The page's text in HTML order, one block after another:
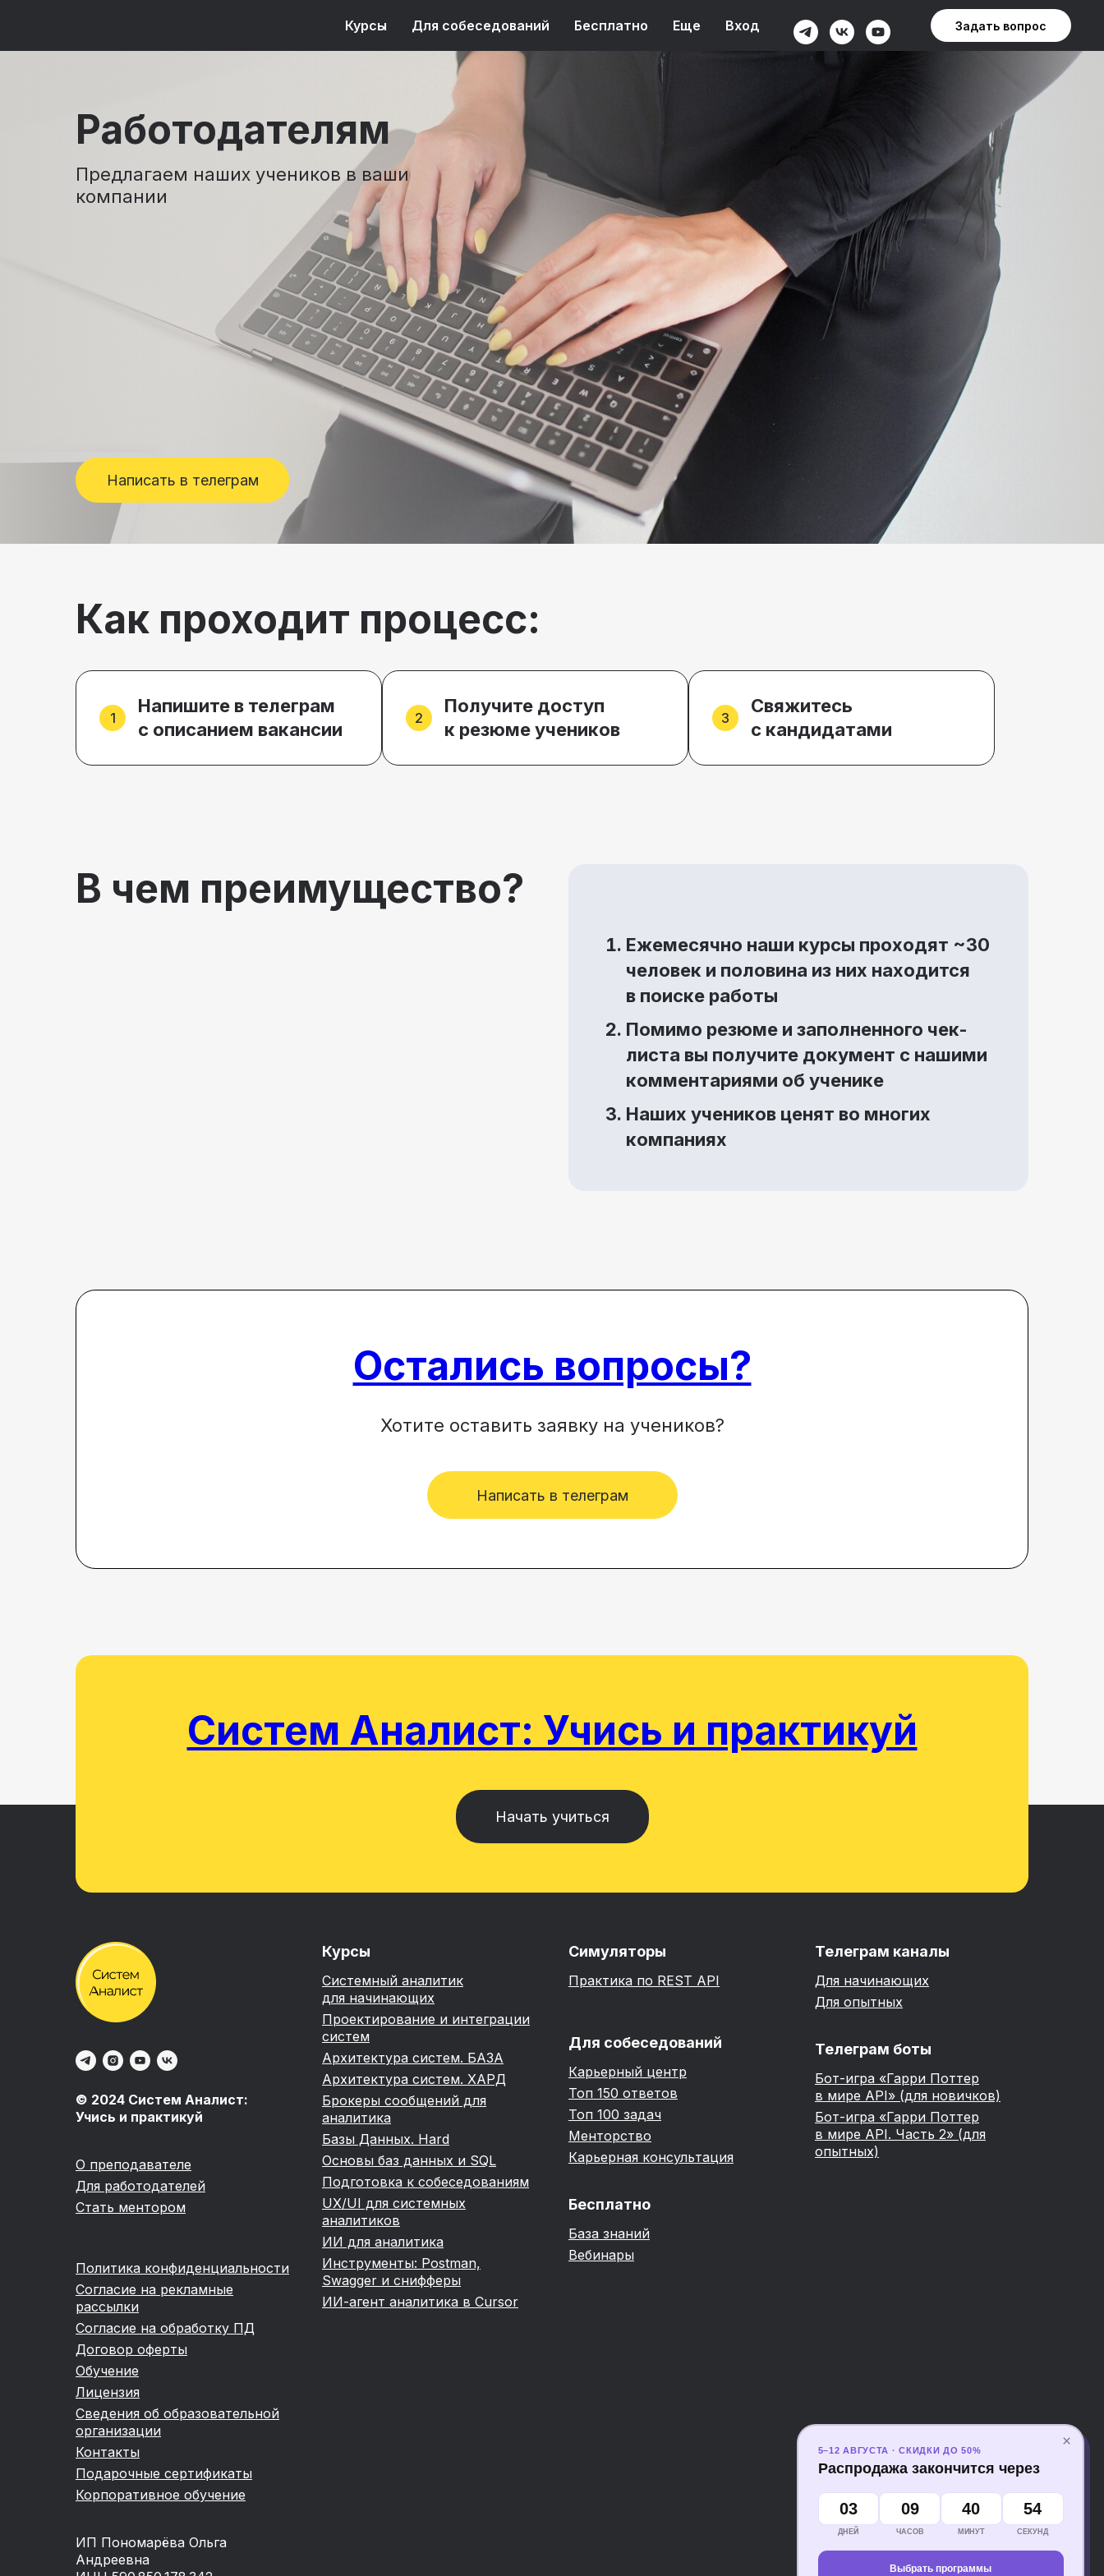
Курсы Для собеседований Бесплатно Еще Вход Задать вопрос
5–12 АВГУСТА · СКИДКИ ДО 50%
Распродажа закончится через
03
ДНЕЙ
09
ЧАСОВ
40
МИНУТ
52
СЕКУНД
Выбрать программы
×
Работодателям
Предлагаем наших учеников в ваши
компании
Написать в телеграм
Как проходит процесс:
Напишите в телеграм
с описанием вакансии
Получите доступ
к резюме учеников
Свяжитесь
с кандидатами
В чем преимущество?
Ежемесячно наши курсы проходят ~30
человек и половина из них находится
в поиске работы
Помимо резюме и заполненного чек-
листа вы получите документ с нашими
комментариями об ученике
Наших учеников ценят во многих
компаниях
Остались вопросы?
Хотите оставить заявку на учеников?
Написать в телеграм
Систем Аналист: Учись и практикуй
Начать учиться
© 2024 Систем Аналист:
Учись и практикуй
О преподавателе
Для работодателей
Стать ментором
Политика конфиденциальности
Согласие на рекламные
рассылки
Согласие на обработку ПД
Договор оферты
Обучение
Лицензия
Сведения об образовательной
организации
Контакты
Подарочные сертификаты
Корпоративное обучение
ИП Пономарёва Ольга
Андреевна
Курсы
Системный аналитик
для начинающих
Проектирование и интеграции
систем
Архитектура систем. БАЗА
Архитектура систем. ХАРД
Брокеры сообщений для
аналитика
Базы Данных. Hard
Основы баз данных и SQL
Подготовка к собеседованиям
UX/UI для системных
аналитиков
ИИ для аналитика
Инструменты: Postman,
Swagger и снифферы
ИИ-агент аналитика в Cursor
Симуляторы
Практика по REST API
Для собеседований
Карьерный центр
Топ 150 ответов
Топ 100 задач
Менторство
Карьерная консультация
Бесплатно
База знаний
Вебинары
Телеграм каналы
Для начинающих
Для опытных
Телеграм боты
Бот-игра «Гарри Поттер
в мире API» (для новичков)
Бот-игра «Гарри Поттер
в мире API. Часть 2» (для
опытных)